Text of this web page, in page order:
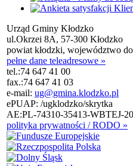
Urząd Gminy Kłodzko
ul.Okrzei 8A, 57-300 Kłodzko
powiat kłodzki, województwo
pełne dane teleadresowe »
tel.:74 647 41 00
fax.:74 647 41 03
e-mail: ug@gmina.klodzko.pl
ePUAP: /ugklodzko/skrytka
AE:PL-74310-35413-WBTEJ-20
polityka prywatności / RODO »